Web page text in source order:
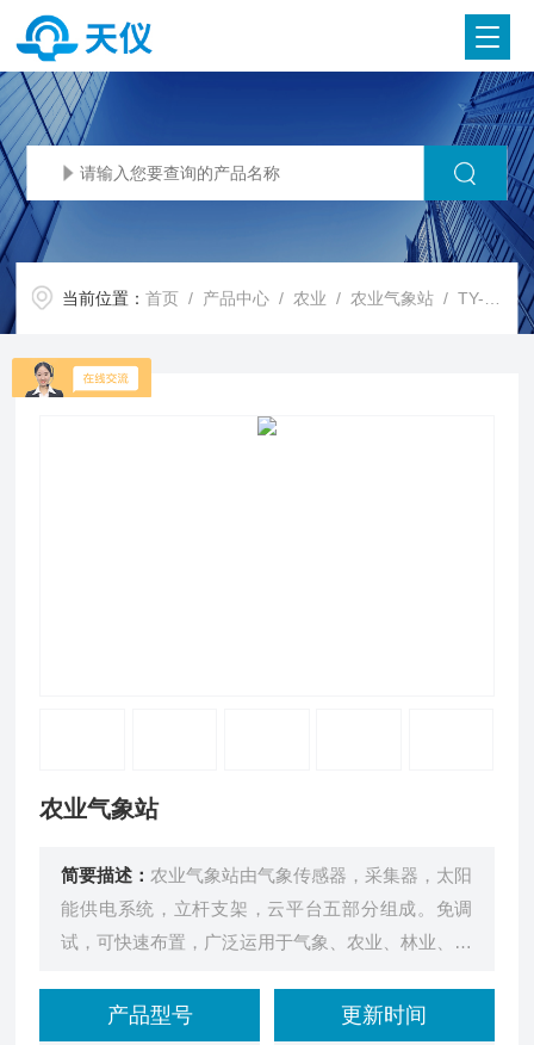
当前位置：首页 / 产品中心 / 农业 / 农业气象站 / TY-NQ14农业气象站
农业气象站
简要描述： 农业气象站由气象传感器，采集器，太阳
能供电系统，立杆支架，云平台五部分组成。免调
试，可快速布置，广泛运用于气象、农业、林业、科
产品型号 更新时间